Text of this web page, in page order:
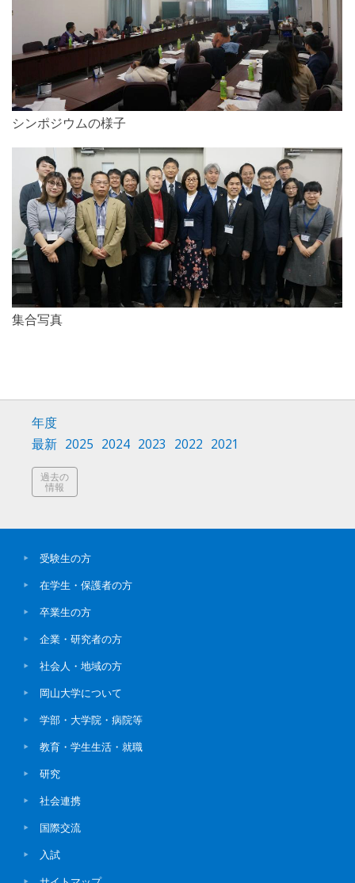
シンポジウムの様子
集合写真
年度
最新 2025 2024 2023 2022 2021
過去の
情報
受験生の方
在学生・保護者の方
卒業生の方
企業・研究者の方
社会人・地域の方
岡山大学について
学部・大学院・病院等
教育・学生生活・就職
研究
社会連携
国際交流
入試